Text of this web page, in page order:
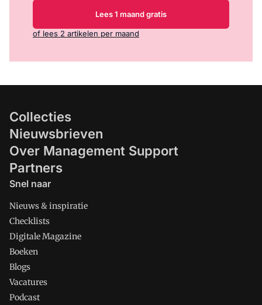
Lees 1 maand gratis
of lees 2 artikelen per maand
Collecties
Nieuwsbrieven
Over Management Support
Partners
Snel naar
Nieuws & inspiratie
Checklists
Digitale Magazine
Boeken
Blogs
Vacatures
Podcast